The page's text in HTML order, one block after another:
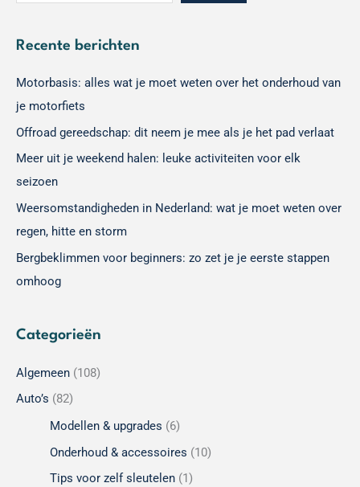
Recente berichten
Motorbasis: alles wat je moet weten over het onderhoud van
je motorfiets
Offroad gereedschap: dit neem je mee als je het pad verlaat
Meer uit je weekend halen: leuke activiteiten voor elk
seizoen
Weersomstandigheden in Nederland: wat je moet weten over
regen, hitte en storm
Bergbeklimmen voor beginners: zo zet je je eerste stappen
omhoog
Categorieën
Algemeen (108)
Auto’s (82)
Modellen & upgrades (6)
Onderhoud & accessoires (10)
Tips voor zelf sleutelen(1)